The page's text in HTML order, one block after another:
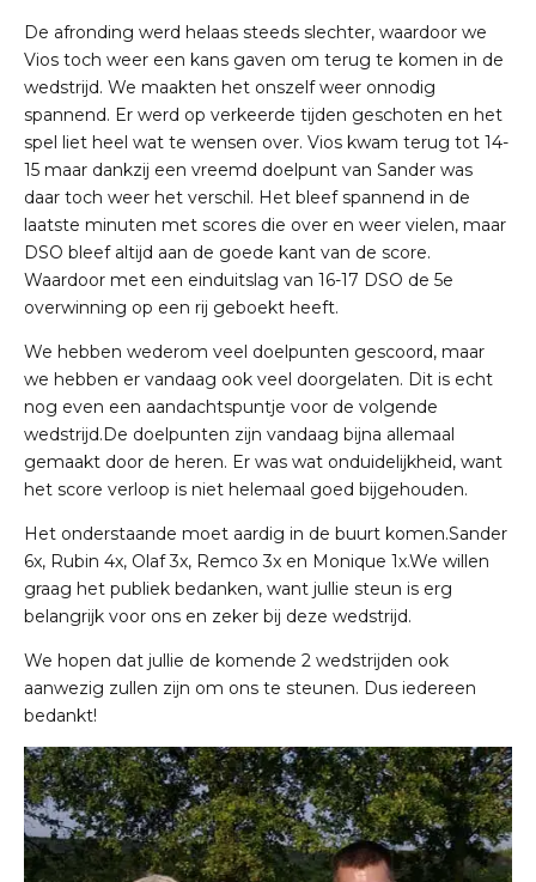
De afronding werd helaas steeds slechter, waardoor we
Vios toch weer een kans gaven om terug te komen in de
wedstrijd. We maakten het onszelf weer onnodig
spannend. Er werd op verkeerde tijden geschoten en het
spel liet heel wat te wensen over. Vios kwam terug tot 14-
15 maar dankzij een vreemd doelpunt van Sander was
daar toch weer het verschil. Het bleef spannend in de
laatste minuten met scores die over en weer vielen, maar
DSO bleef altijd aan de goede kant van de score.
Waardoor met een einduitslag van 16-17 DSO de 5e
overwinning op een rij geboekt heeft.
We hebben wederom veel doelpunten gescoord, maar
we hebben er vandaag ook veel doorgelaten. Dit is echt
nog even een aandachtspuntje voor de volgende
wedstrijd.De doelpunten zijn vandaag bijna allemaal
gemaakt door de heren. Er was wat onduidelijkheid, want
het score verloop is niet helemaal goed bijgehouden.
Het onderstaande moet aardig in de buurt komen.Sander
6x, Rubin 4x, Olaf 3x, Remco 3x en Monique 1x.We willen
graag het publiek bedanken, want jullie steun is erg
belangrijk voor ons en zeker bij deze wedstrijd.
We hopen dat jullie de komende 2 wedstrijden ook
aanwezig zullen zijn om ons te steunen. Dus iedereen
bedankt!